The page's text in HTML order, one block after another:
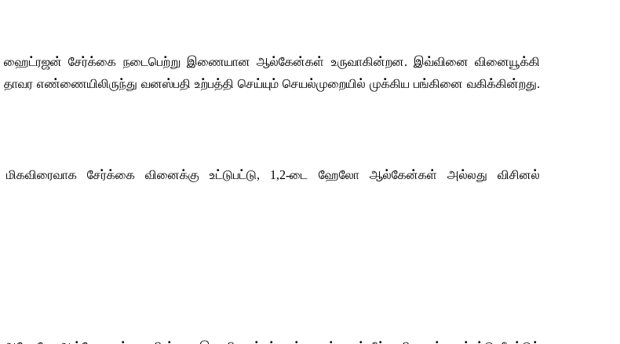
ஹைட்ரஜன் சேர்க்கை நடைபெற்று இணையான ஆல்கேன்கள் உருவாகின்றன. இவ்வினை வினையூக்கி
தாவர எண்ணையிலிருந்து வனஸ்பதி உற்பத்தி செய்யும் செயல்முறையில் முக்கிய பங்கினை வகிக்கின்றது
மிகவிரைவாக சேர்க்கை வினைக்கு உட்டுபட்டு, 1,2-டை ஹேலோ ஆல்கேன்கள் அல்லது
விசினல்